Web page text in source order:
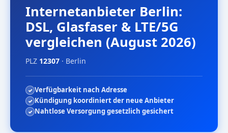
Internetanbieter Berlin:
DSL, Glasfaser & LTE/5G
vergleichen (August 2026)
PLZ 12307 · Berlin
Verfügbarkeit nach Adresse
Kündigung koordiniert der neue Anbieter
Nahtlose Versorgung gesetzlich gesichert